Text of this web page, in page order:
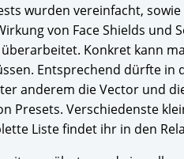
wurden vereinfacht,
von Face Shields
Konkret kann
Entsprechend dürfte in
anderem die Vector und
Presets. Verschiedenste
Liste findet ihr in den